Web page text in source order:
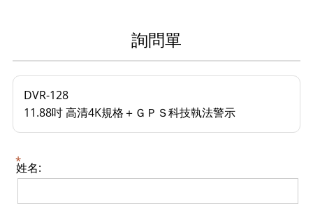
詢問單
DVR-128
11.88吋 高清4K規格＋ＧＰＳ科技執法警示
姓名: